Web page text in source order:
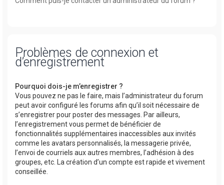
Problèmes de connexion et
d’enregistrement
Pourquoi dois-je m’enregistrer ?
Vous pouvez ne pas le faire, mais l’administrateur du forum
peut avoir configuré les forums afin qu’il soit nécessaire de
s’enregistrer pour poster des messages. Par ailleurs,
l’enregistrement vous permet de bénéficier de
fonctionnalités supplémentaires inaccessibles aux invités
comme les avatars personnalisés, la messagerie privée,
l’envoi de courriels aux autres membres, l’adhésion à des
groupes, etc. La création d’un compte est rapide et vivement
conseillée.